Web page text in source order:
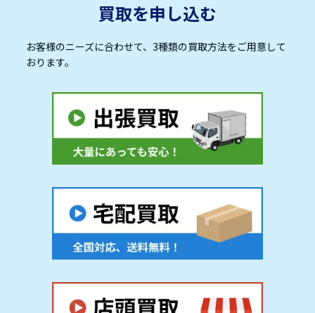
買取を申し込む
お客様のニーズに合わせて、3種類の買取方法をご用意して
おります。